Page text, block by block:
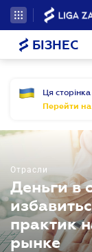
БІЗНЕС
Ця
Перейти на
Отрасли
Деньги в
практик
рынке